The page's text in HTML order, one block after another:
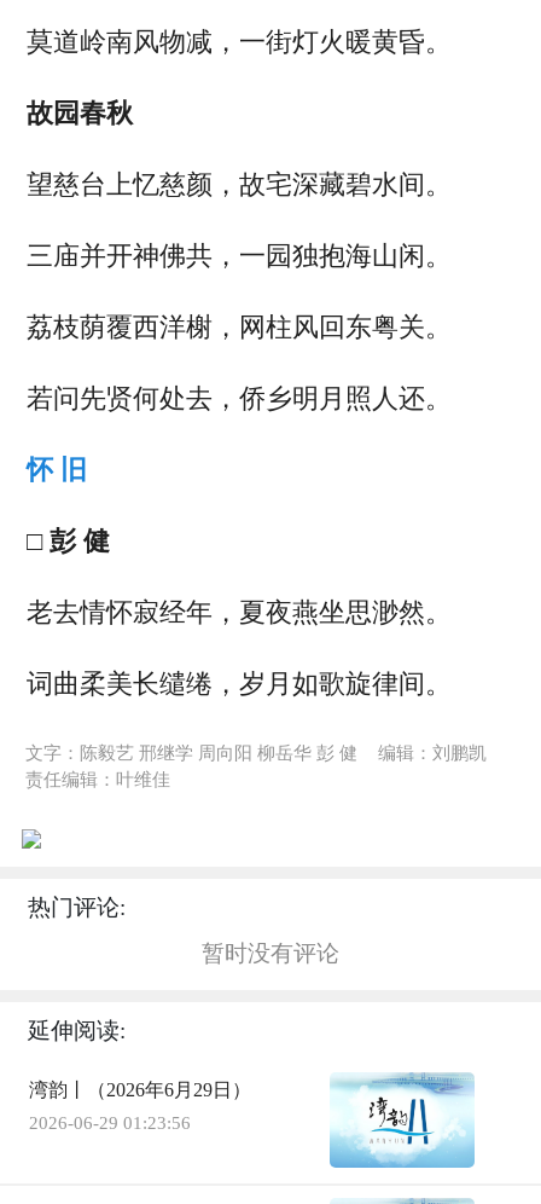
莫道岭南风物减，一街灯火暖黄昏。
故园春秋
望慈台上忆慈颜，故宅深藏碧水间。
三庙并开神佛共，一园独抱海山闲。
荔枝荫覆西洋榭，网柱风回东粤关。
若问先贤何处去，侨乡明月照人还。
怀 旧
□ 彭 健
老去情怀寂经年，夏夜燕坐思渺然。
词曲柔美长缱绻，岁月如歌旋律间。
文字：陈毅艺 邢继学 周向阳 柳岳华 彭 健
编辑：刘鹏凯
责任编辑：叶维佳
热门评论:
暂时没有评论
延伸阅读:
湾韵丨（2026年6月29日）
2026-06-29 01:23:56